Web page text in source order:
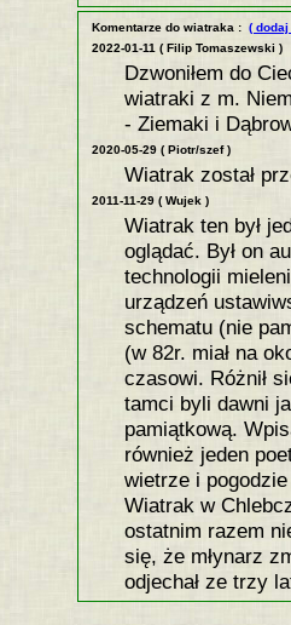
Komentarze do wiatraka : (
2022-01-11 ( Filip Tomaszewski )
Dzwoniłem do
wiatraki z m.
- Ziemaki i
2020-05-29 ( Piotr/szef )
Wiatrak został
2011-11-29 ( Wujek )
Wiatrak ten był
oglądać. Był on
technologii
urządzeń
schematu (nie
(w 82r. miał na
czasowi. Różnił
tamci byli dawni
pamiątkową.
również jeden
wietrze i
Wiatrak w
ostatnim razem
się, że młynarz
odjechał ze trzy